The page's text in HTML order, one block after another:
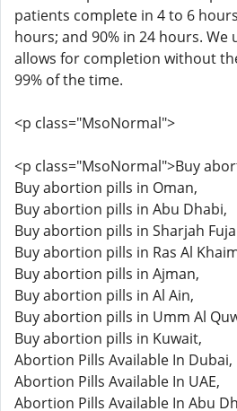
patients complete in 4 to 6
hours; and 90% in 24 hours. We
allows for completion without
99% of the time.
<p class="MsoNormal">
<p class="MsoNormal">Buy
Buy abortion pills in Oman,
Buy abortion pills in Abu Dhabi,
Buy abortion pills in Sharjah
Buy abortion pills in Ras Al
Buy abortion pills in Ajman,
Buy abortion pills in Al Ain,
Buy abortion pills in Umm Al
Buy abortion pills in Kuwait,
Abortion Pills Available In Dubai,
Abortion Pills Available In UAE,
Abortion Pills Available In Abu